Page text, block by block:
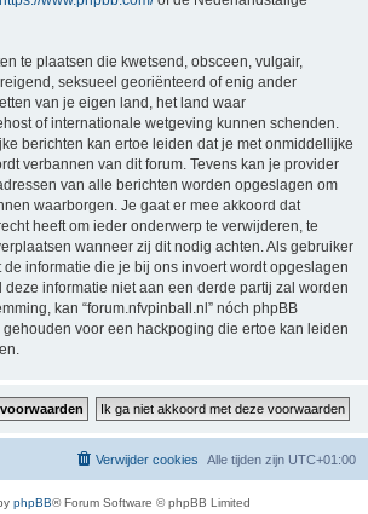
te plaatsen die kwetsend, obsceen, vulgair,
seksueel georiënteerd of enig ander
van je eigen land, het land waar
of internationale wetgeving kunnen schenden.
berichten kan ertoe leiden dat je met onmiddellijke
verbannen van dit forum. Tevens kan je provider
van alle berichten worden opgeslagen om
waarborgen. Je gaat er mee akkoord dat
heeft om ieder onderwerp te verwijderen, te
wanneer zij dit nodig achten. Als gebruiker
informatie die je bij ons invoert wordt opgeslagen
informatie niet aan een derde partij zal worden
kan “forum.nfvpinball.nl” nóch phpBB
voor een hackpoging die ertoe kan leiden
Alle tijden zijn UTC+01:00
Verwijder cookies
phpBB® Forum Software © phpBB Limited